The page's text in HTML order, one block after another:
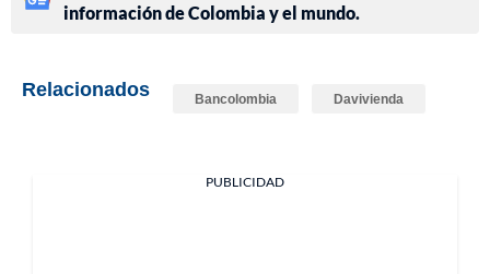
información de Colombia y el mundo.
Relacionados Bancolombia Davivienda
PUBLICIDAD